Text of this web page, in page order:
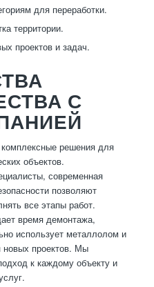
для переработки.
территории.
проектов и задач.
С
решения для
объектов.
современная
позволяют
все этапы работ.
время демонтажа,
использует металлолом и
новых проектов. Мы
к каждому объекту и